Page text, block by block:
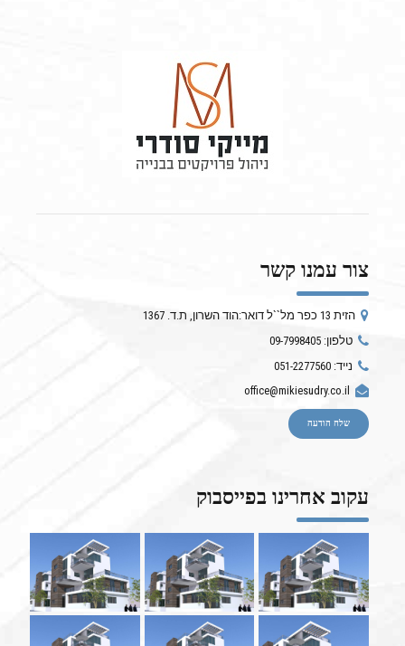
צור עמנו קשר
הזית 13 כפר מל``ל דואר:הוד השרון, ת.ד. 1367
טלפון: 09-7998405
נייד: 051-2277560
office@mikiesudry.co.il
שלח הודעה
עקוב אחרינו בפייסבוק